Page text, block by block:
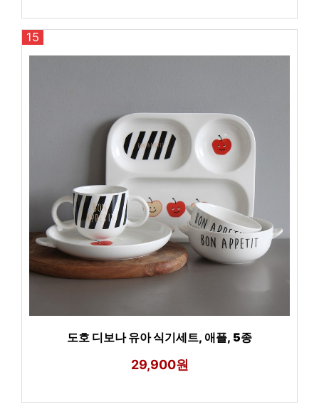
15
도호 디보나 유아 식기세트, 애플, 5종
29,900원